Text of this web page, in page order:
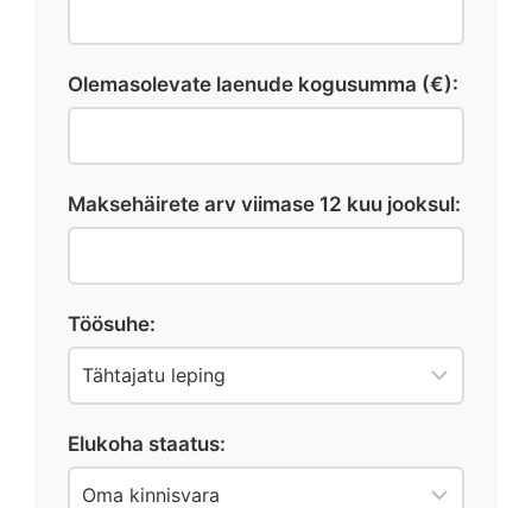
Olemasolevate laenude kogusumma (€):
Maksehäirete arv viimase 12 kuu jooksul:
Töösuhe:
Elukoha staatus: